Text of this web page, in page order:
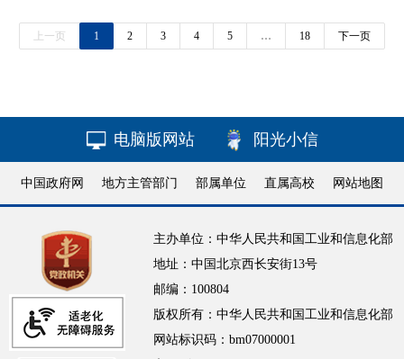
上一页 1 2 3 4 5 … 18 下一页
电脑版网站 阳光小信
中国政府网 地方主管部门 部属单位 直属高校 网站地图
主办单位：中华人民共和国工业和信息化部
地址：中国北京西长安街13号
邮编：100804
版权所有：中华人民共和国工业和信息化部
网站标识码：bm07000001